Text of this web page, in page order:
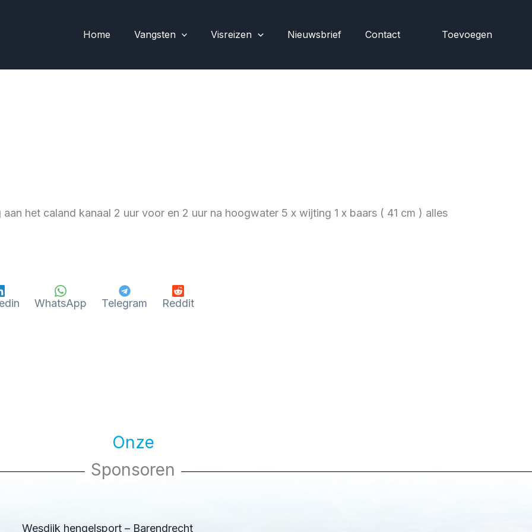
Home Vangsten Visreizen Nieuwsbrief Contact Toevoegen
het caland kanaal 2 uur voor en 2 uur na hoogwater 5 x wijting 1 x baars ( 41 cm ) alles
WhatsApp Telegram Reddit
Onze
Sponsoren
Wesdijk hengelsport – Barendrecht